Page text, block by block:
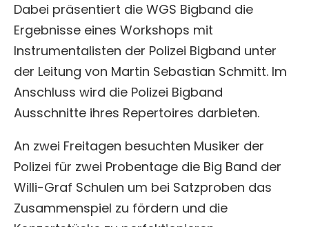
Dabei präsentiert die WGS Bigband die
Ergebnisse eines Workshops mit
Instrumentalisten der Polizei Bigband unter
der Leitung von Martin Sebastian Schmitt. Im
Anschluss wird die Polizei Bigband
Ausschnitte ihres Repertoires darbieten.
An zwei Freitagen besuchten Musiker der
Polizei für zwei Probentage die Big Band der
Willi-Graf Schulen um bei Satzproben das
Zusammenspiel zu fördern und die